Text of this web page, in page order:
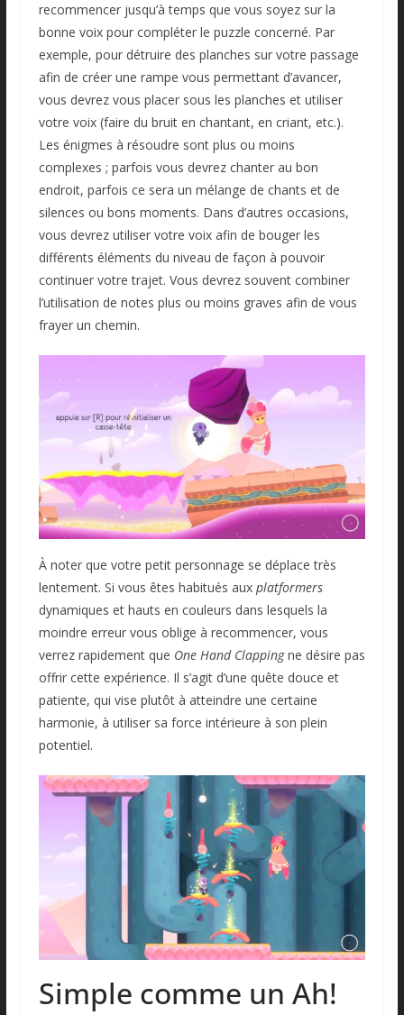
recommencer jusqu’à temps que vous soyez sur la
bonne voix pour compléter le puzzle concerné. Par
exemple, pour détruire des planches sur votre passage
afin de créer une rampe vous permettant d’avancer,
vous devrez vous placer sous les planches et utiliser
votre voix (faire du bruit en chantant, en criant, etc.).
Les énigmes à résoudre sont plus ou moins
complexes ; parfois vous devrez chanter au bon
endroit, parfois ce sera un mélange de chants et de
silences ou bons moments. Dans d’autres occasions,
vous devrez utiliser votre voix afin de bouger les
différents éléments du niveau de façon à pouvoir
continuer votre trajet. Vous devrez souvent combiner
l’utilisation de notes plus ou moins graves afin de vous
frayer un chemin.
À noter que votre petit personnage se déplace très
lentement. Si vous êtes habitués aux platformers
dynamiques et hauts en couleurs dans lesquels la
moindre erreur vous oblige à recommencer, vous
verrez rapidement que One Hand Clappingne désire pas
offrir cette expérience. Il s’agit d’une quête douce et
patiente, qui vise plutôt à atteindre une certaine
harmonie, à utiliser sa force intérieure à son plein
potentiel.
Simple comme un Ah!